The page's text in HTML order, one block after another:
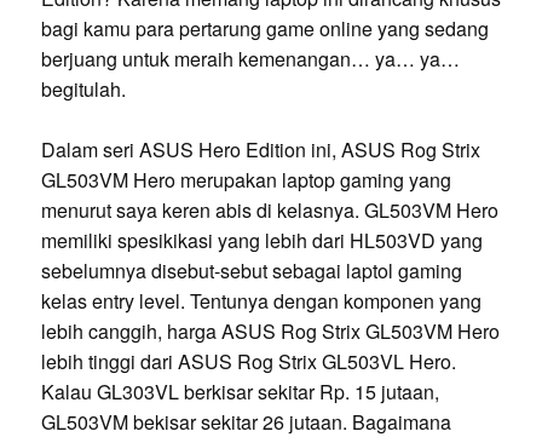
bagi kamu para pertarung game online yang sedang
berjuang untuk meraih kemenangan… ya… ya…
begitulah.
Dalam seri ASUS Hero Edition ini, ASUS Rog Strix
GL503VM Hero merupakan laptop gaming yang
menurut saya keren abis di kelasnya. GL503VM Hero
memiliki spesikikasi yang lebih dari HL503VD yang
sebelumnya disebut-sebut sebagai laptol gaming
kelas entry level. Tentunya dengan komponen yang
lebih canggih, harga ASUS Rog Strix GL503VM Hero
lebih tinggi dari ASUS Rog Strix GL503VL Hero.
Kalau GL303VL berkisar sekitar Rp. 15 jutaan,
GL503VM bekisar sekitar 26 jutaan. Bagaimana